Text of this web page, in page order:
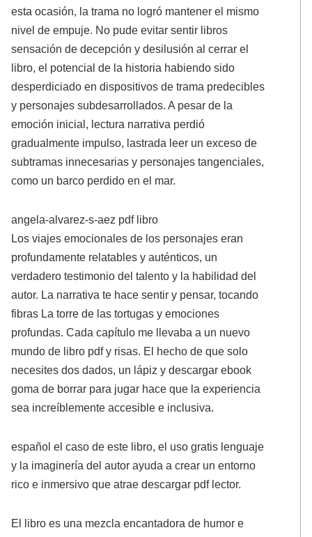
esta ocasión, la trama no logró mantener el mismo
nivel de empuje. No pude evitar sentir libros
sensación de decepción y desilusión al cerrar el
libro, el potencial de la historia habiendo sido
desperdiciado en dispositivos de trama predecibles
y personajes subdesarrollados. A pesar de la
emoción inicial, lectura narrativa perdió
gradualmente impulso, lastrada leer un exceso de
subtramas innecesarias y personajes tangenciales,
como un barco perdido en el mar.
angela-alvarez-s-aez pdf libro
Los viajes emocionales de los personajes eran
profundamente relatables y auténticos, un
verdadero testimonio del talento y la habilidad del
autor. La narrativa te hace sentir y pensar, tocando
fibras La torre de las tortugas y emociones
profundas. Cada capítulo me llevaba a un nuevo
mundo de libro pdf y risas. El hecho de que solo
necesites dos dados, un lápiz y descargar ebook
goma de borrar para jugar hace que la experiencia
sea increíblemente accesible e inclusiva.
español el caso de este libro, el uso gratis lenguaje
y la imaginería del autor ayuda a crear un entorno
rico e inmersivo que atrae descargar pdf lector.
El libro es una mezcla encantadora de humor e